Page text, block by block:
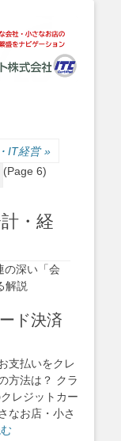
ジネスサポ
株式会社
ション
IT経営 »
(Page 6)
・経
の深い「会
解説
ド決済
支払いをクレ
方法は？ クラ
レジットカー
なお店・小さ